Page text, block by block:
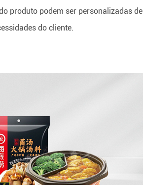
produto podem ser personalizadas de
do cliente.